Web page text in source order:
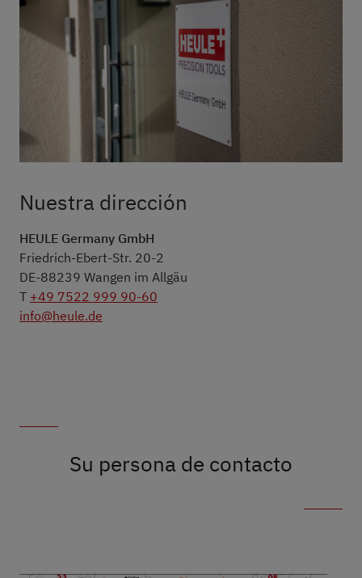
Nuestra dirección
HEULE Germany GmbH
Friedrich-Ebert-Str. 20-2
DE-88239 Wangen im Allgäu
T +49 7522 999 90-60
info@heule.de
Su persona de contacto